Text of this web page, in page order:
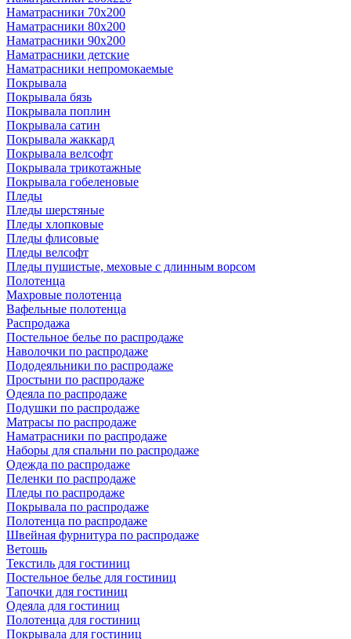
Наматрасники 70х200
Наматрасники 80х200
Наматрасники 90х200
Наматрасники детские
Наматрасники непромокаемые
Покрывала
Покрывала бязь
Покрывала поплин
Покрывала сатин
Покрывала жаккард
Покрывала велсофт
Покрывала трикотажные
Покрывала гобеленовые
Пледы
Пледы шерстяные
Пледы хлопковые
Пледы флисовые
Пледы велсофт
Пледы пушистые, меховые с длинным ворсом
Полотенца
Махровые полотенца
Вафельные полотенца
Распродажа
Постельное белье по распродаже
Наволочки по распродаже
Пододеяльники по распродаже
Простыни по распродаже
Одеяла по распродаже
Подушки по распродаже
Матрасы по распродаже
Наматрасники по распродаже
Наборы для спальни по распродаже
Одежда по распродаже
Пеленки по распродаже
Пледы по распродаже
Покрывала по распродаже
Полотенца по распродаже
Швейная фурнитура по распродаже
Ветошь
Текстиль для гостиниц
Постельное белье для гостиниц
Тапочки для гостиниц
Одеяла для гостиниц
Полотенца для гостиниц
Покрывала для гостиниц